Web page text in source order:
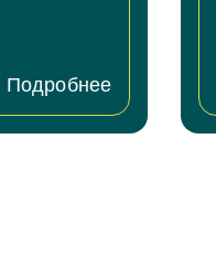
Подробнее